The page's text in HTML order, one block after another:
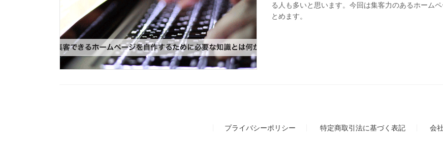
る人も多いと思います。今回は集客力のあるホーム
とめます。
プライバシーポリシー 特定商取引法に基づく表記 会